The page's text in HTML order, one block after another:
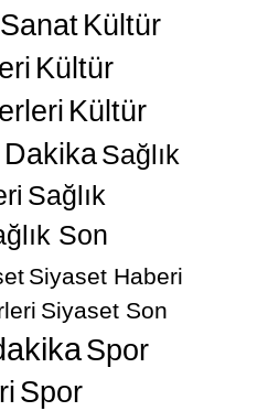
Kültür
Kültür
Kültür
Sağlık
Sağlık
Son
Siyaset Haberi
Siyaset Son
Spor
Spor